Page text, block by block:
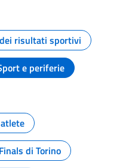
risultati sportivi
e periferie
di Torino